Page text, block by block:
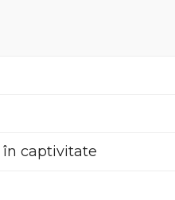
în captivitate